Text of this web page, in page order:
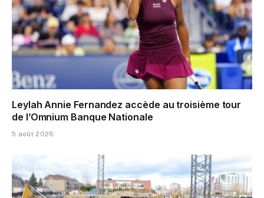
Leylah Annie Fernandez accède au troisième tour
de l’Omnium Banque Nationale
5 août 2026